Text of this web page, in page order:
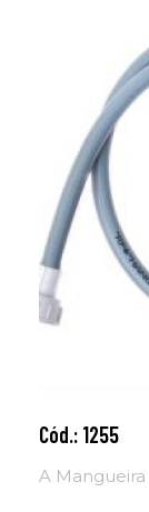
Cód.: 1255
A Mangueira